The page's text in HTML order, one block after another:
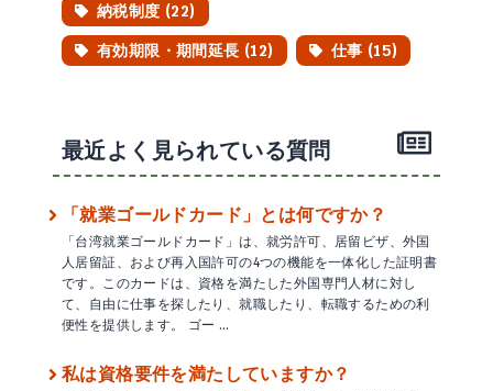
納税制度 (22)
有効期限・期間延長 (12)
仕事 (15)
最近よく見られている質問
「就業ゴールドカード」とは何ですか？
「台湾就業ゴールドカード」は、就労許可、居留ビザ、外国
人居留証、および再入国許可の4つの機能を一体化した証明書
です。このカードは、資格を満たした外国専門人材に対し
て、自由に仕事を探したり、就職したり、転職するための利
便性を提供します。 ゴー …
私は資格要件を満たしていますか？